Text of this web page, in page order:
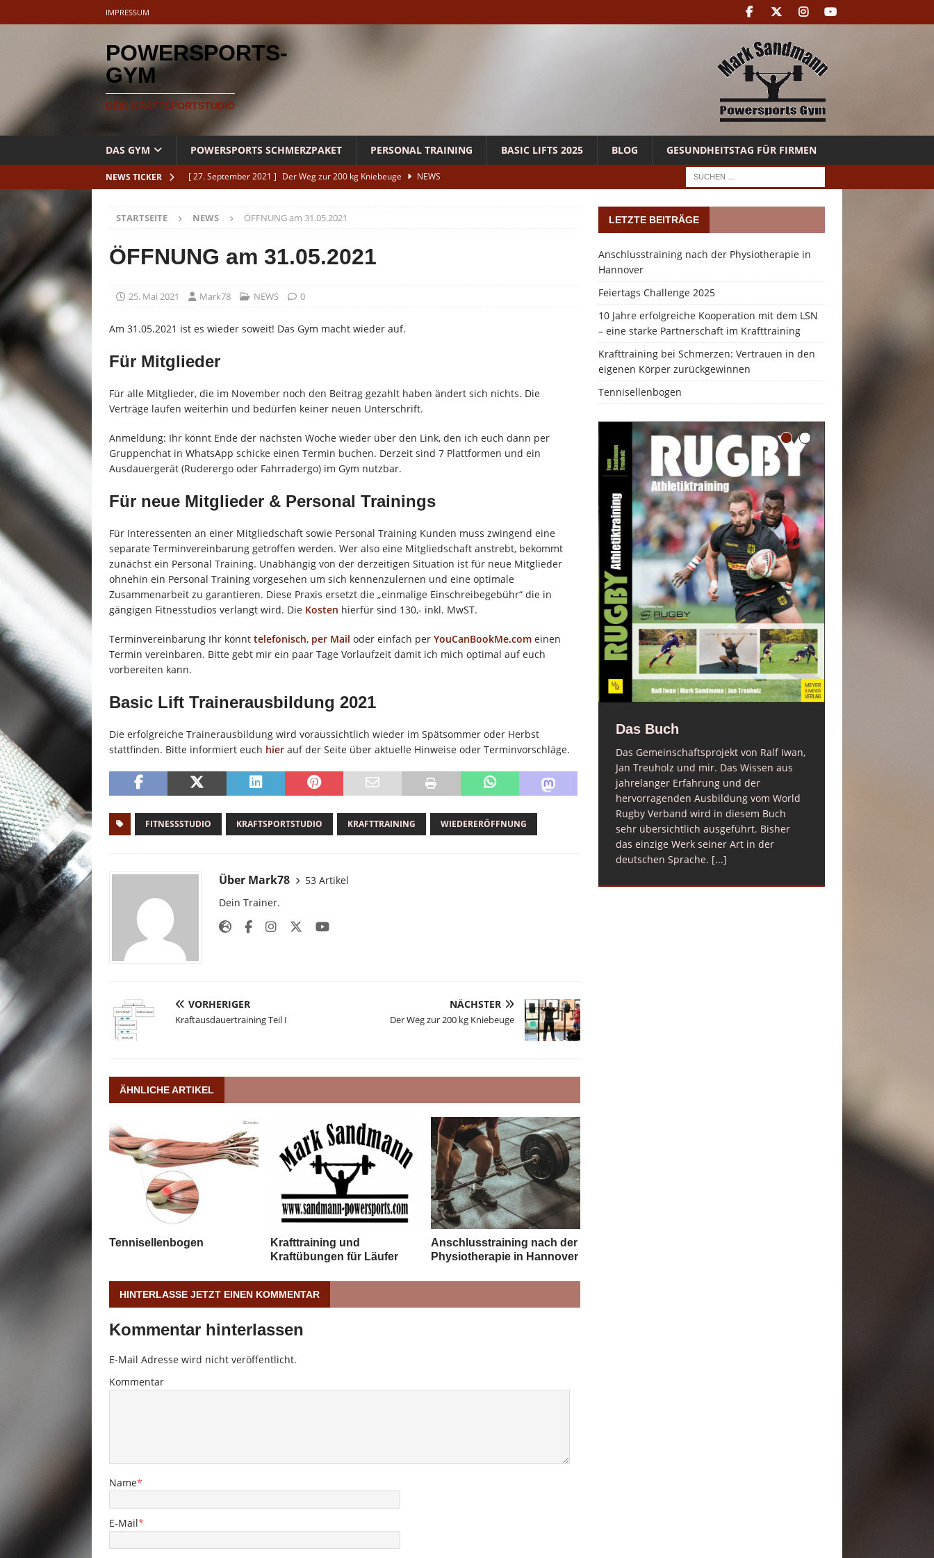
IMPRESSUM
POWERSPORTS-
GYM
DEIN KRAFTSPORTSTUDIO
DAS GYM POWERSPORTS SCHMERZPAKET PERSONAL TRAINING BASIC LIFTS 2025 BLOG GESUNDHEITSTAG FÜR FIRMEN
NEWS TICKER [ 27. September 2021 ] Der Weg zur 200 kg Kniebeuge
NEWS
TRAININGSTIPPS
[ 2. September 2020 ] Sinnvolles Krafttraining bei Osteoporose
[ 17. Dezember 2025 ]
Feiertags Challenge 2025
[ 6. August 2025 ]
ANGEBOTE
[ 21. Juni 2025 ] Tennisellenbogen
TRAININGSTIPPS
[ 1. April 2022 ] GESUNDHEITSTAG im Powersports Gym ANGEBOTE
STARTSEITE NEWS ÖFFNUNG am 31.05.2021
ÖFFNUNG am 31.05.2021
25. Mai 2021 Mark78 NEWS 0
Am 31.05.2021 ist es wieder soweit! Das Gym macht wieder auf.
Für Mitglieder
Für alle Mitglieder, die im November noch den Beitrag gezahlt haben ändert sich nichts. Die
Verträge laufen weiterhin und bedürfen keiner neuen Unterschrift.
Anmeldung: Ihr könnt Ende der nächsten Woche wieder über den Link, den ich euch dann per
Gruppenchat in WhatsApp schicke einen Termin buchen. Derzeit sind 7 Plattformen und ein
Ausdauergerät (Ruderergo oder Fahrradergo) im Gym nutzbar.
Für neue Mitglieder & Personal Trainings
Für Interessenten an einer Mitgliedschaft sowie Personal Training Kunden muss zwingend eine
separate Terminvereinbarung getroffen werden. Wer also eine Mitgliedschaft anstrebt, bekommt
zunächst ein Personal Training. Unabhängig von der derzeitigen Situation ist für neue Mitglieder
ohnehin ein Personal Training vorgesehen um sich kennenzulernen und eine optimale
Zusammenarbeit zu garantieren. Diese Praxis ersetzt die „einmalige Einschreibegebühr“ die in
gängigen Fitnesstudios verlangt wird. Die Kosten hierfür sind 130,- inkl. MwST.
Terminvereinbarung Ihr könnt telefonisch, per Mail oder einfach per YouCanBookMe.com einen
Termin vereinbaren. Bitte gebt mir ein paar Tage Vorlaufzeit damit ich mich optimal auf euch
vorbereiten kann.
Basic Lift Trainerausbildung 2021
Die erfolgreiche Trainerausbildung wird voraussichtlich wieder im Spätsommer oder Herbst
stattfinden. Bitte informiert euch hier auf der Seite über aktuelle Hinweise oder Terminvorschläge.
FITNESSSTUDIO KRAFTSPORTSTUDIO KRAFTTRAINING WIEDERERÖFFNUNG
Über Mark78
53 Artikel
Dein Trainer.
VORHERIGER
Kraftausdauertraining Teil I
NÄCHSTER
Der Weg zur 200 kg Kniebeuge
ÄHNLICHE ARTIKEL
Tennisellenbogen
Krafttraining und
Kraftübungen für Läufer
Anschlusstraining nach der
Physiotherapie in Hannover
HINTERLASSE JETZT EINEN KOMMENTAR
Kommentar hinterlassen
E-Mail Adresse wird nicht veröffentlicht.
Kommentar
Name*
E-Mail*
LETZTE BEITRÄGE
Anschlusstraining nach der Physiotherapie in
Hannover
Feiertags Challenge 2025
10 Jahre erfolgreiche Kooperation mit dem LSN
– eine starke Partnerschaft im Krafttraining
Krafttraining bei Schmerzen: Vertrauen in den
eigenen Körper zurückgewinnen
Tennisellenbogen
Liebe Powersportsfreunde! Mein erstes
Das Buch
Das Gemeinschaftsprojekt von Ralf Iwan,
Jan Treuholz und mir. Das Wissen aus
jahrelanger Erfahrung und der
hervorragenden Ausbildung vom World
Rugby Verband wird in diesem Buch
sehr übersichtlich ausgeführt. Bisher
das einzige Werk seiner Art in der
deutschen Sprache. [...]